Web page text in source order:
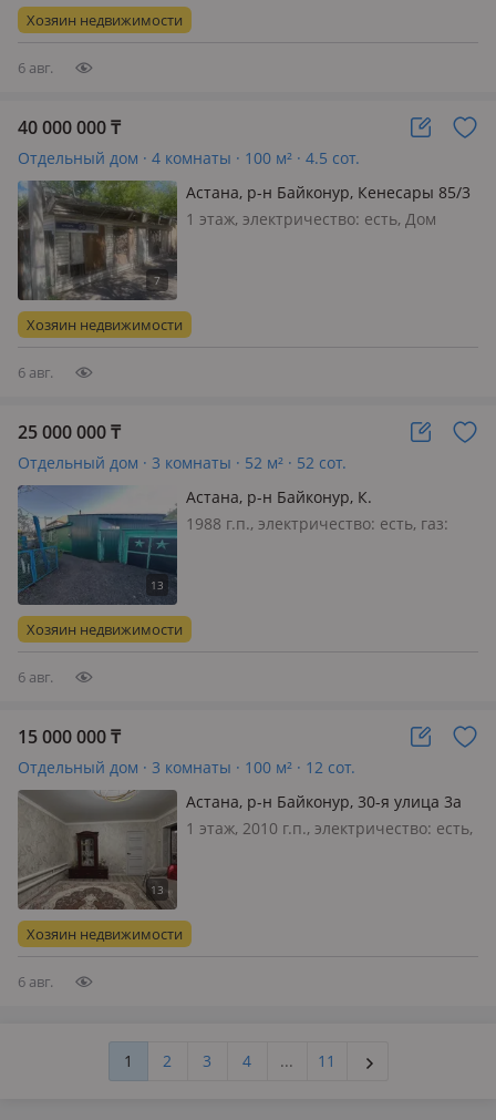
дома. Два двора. Общая площадь
10соток земле. Вход в котте…
Хозяин недвижимости
6 авг.
40 000 000₸
Отдельный дом · 4 комнаты · 100 м² · 4.5 сот.
Астана, р-н Байконур, Кенесары 85/3
1 этаж, электричество: есть, Дом
техническое обследования объекта,
также зарегистрированный акт на
Хозяин недвижимости
6 авг.
25 000 000₸
Отдельный дом · 3 комнаты · 52 м² · 52 сот.
Астана, р-н Байконур, К.
Кемеңгерұлы 27/1 — Магазин Огонек
1988 г.п., электричество: есть, газ:
домик с баней, свой огород
Хозяин недвижимости
6 авг.
15 000 000₸
Отдельный дом · 3 комнаты · 100 м² · 12 сот.
Астана, р-н Байконур, 30-я улица 3а
1 этаж, 2010 г.п., электричество: есть,
Хозяин недвижимости
6 авг.
1 2 3 4 ... 11